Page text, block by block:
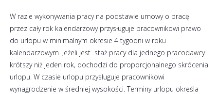
W razie wykonywania pracy na podstawie umowy o pracę
przez cały rok kalendarzowy przysługuje pracownikowi prawo
do urlopu w minimalnym okresie 4 tygodni w roku
kalendarzowym. Jeżeli jest staż pracy dla jednego pracodawcy
krótszy niż jeden rok, dochodzi do proporcjonalnego skrócenia
urlopu. W czasie urlopu przysługuje pracownikowi
wynagrodzenie w średniej wysokości. Terminy urlopu określa